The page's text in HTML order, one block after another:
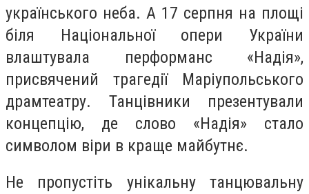
українського неба. А 17 серпня на площі
біля Національної опери України
влаштувала перформанс «Надія»,
присвячений трагедії Маріупольського
драмтеатру. Танцівники презентували
концепцію, де слово «Надія» стало
символом віри в краще майбутнє.
Не пропустіть унікальну танцювальну